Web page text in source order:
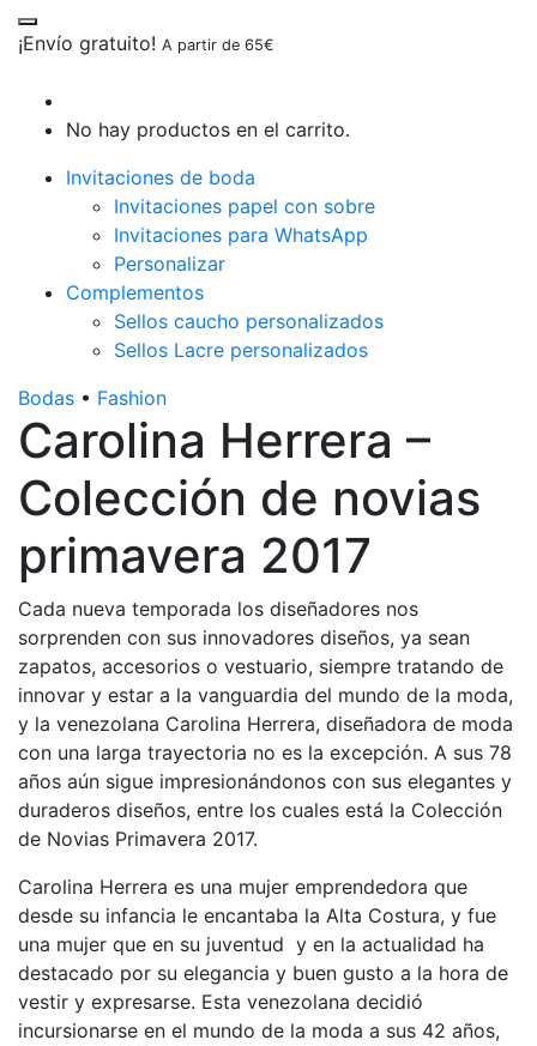
¡Envío gratuito! A partir de 65€
No hay productos en el carrito.
Invitaciones de boda
Invitaciones papel con sobre
Invitaciones para WhatsApp
Personalizar
Complementos
Sellos caucho personalizados
Sellos Lacre personalizados
Bodas • Fashion
Carolina Herrera –
Colección de novias
primavera 2017
Cada nueva temporada los diseñadores nos
sorprenden con sus innovadores diseños, ya sean
zapatos, accesorios o vestuario, siempre tratando de
innovar y estar a la vanguardia del mundo de la moda,
y la venezolana Carolina Herrera, diseñadora de moda
con una larga trayectoria no es la excepción. A sus 78
años aún sigue impresionándonos con sus elegantes y
duraderos diseños, entre los cuales está la Colección
de Novias Primavera 2017.
Carolina Herrera es una mujer emprendedora que
desde su infancia le encantaba la Alta Costura, y fue
una mujer que en su juventud y en la actualidad ha
destacado por su elegancia y buen gusto a la hora de
vestir y expresarse. Esta venezolana decidió
incursionarse en el mundo de la moda a sus 42 años,